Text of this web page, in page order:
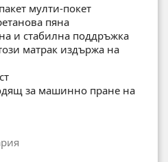
мулти-покет
пяна
и стабилна поддръжка
матрак издържа на
за машинно пране на